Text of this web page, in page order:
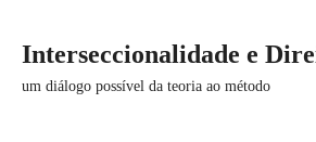
Interseccionalidade e
um diálogo possível da teoria ao método